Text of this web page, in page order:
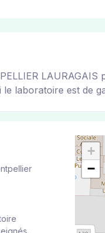
laboratoire est de
+
−